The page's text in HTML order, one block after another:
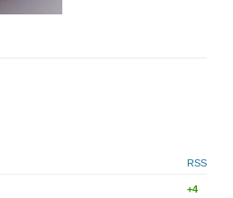
RSS
+4